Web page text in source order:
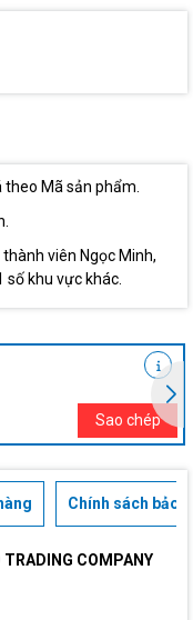
Mã sản phẩm.
viên Ngọc Minh,
số khu vực khác.
Sao chép
Chính sách bảo
TRADING COMPANY